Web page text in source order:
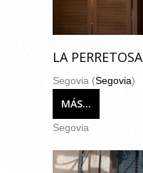
LA PERRETOSA
Segovia (Segovia)
MÁS...
Segovia